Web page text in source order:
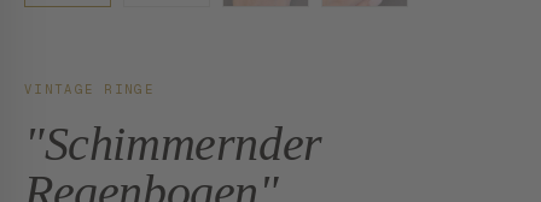
VINTAGE RINGE
"Schimmernder